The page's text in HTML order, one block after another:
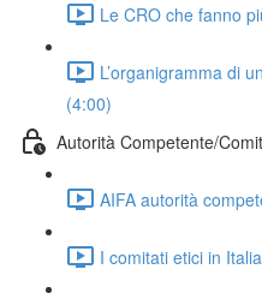
Le CRO che fanno
L’organigramma di
(4:00)
Autorità Competente/
AIFA autorità
I comitati etici in